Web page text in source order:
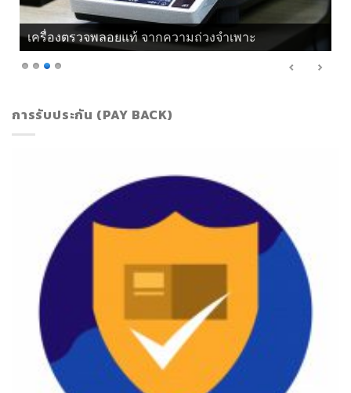
เครื่องตรวจพลอยแท้ จากแสงโพลาไรซ์
การรับประกัน (PAY BACK)